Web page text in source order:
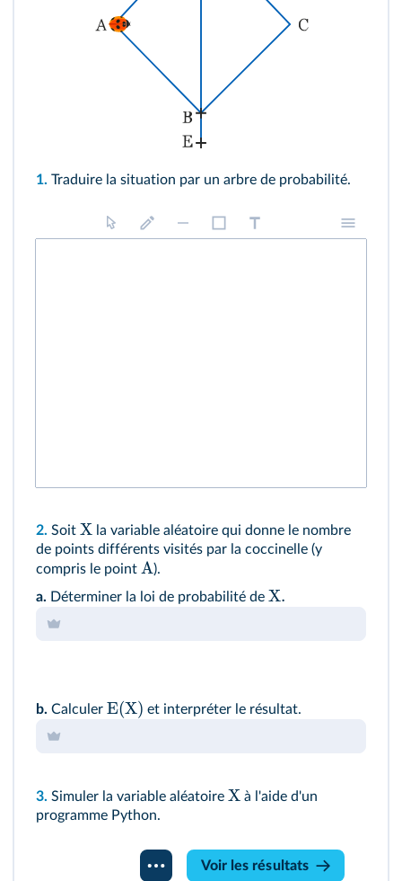
1. Traduire la situation par un arbre de probabilité.
2. Soit X la variable aléatoire qui donne le nombre
de points différents visités par la coccinelle (y
compris le point A).
a. Déterminer la loi de probabilité de X.
b. Calculer E(X) et interpréter le résultat.
3. Simuler la variable aléatoire X à l'aide d'un
programme Python.
Voir les résultats